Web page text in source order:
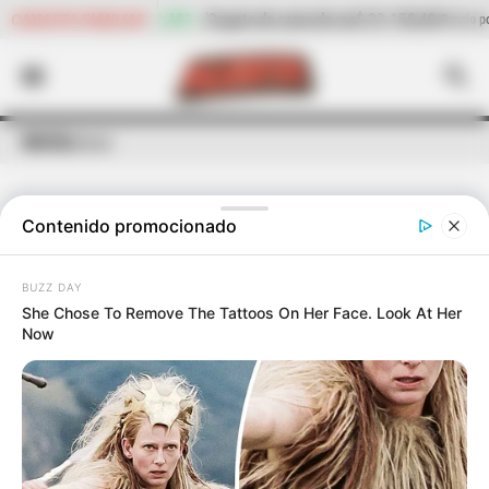
ÚLTIMAS NOTICIAS
Contenido promocionado
BUZZ DAY
She Chose To Remove The Tattoos On Her Face. Look At Her
Now